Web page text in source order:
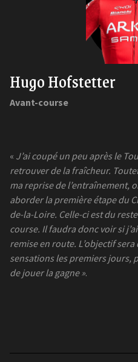
Hugo Hofstetter
Avant-course
« J’ai coupé un peu après le
retrouver de la fraîcheur.
ma reprise de l’entraînement,
aborder la première étape du
de-la-Loire. Celle-ci est du
course. Il faudra donc voir si
remise en route. L’objectif
sensations les premiers jours,
de jouer la gagne ».